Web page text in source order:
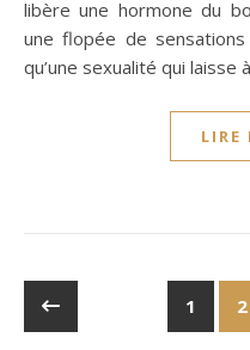
libère une hormone du
une flopée de
qu’une sexualité qui
LIRE
1 2